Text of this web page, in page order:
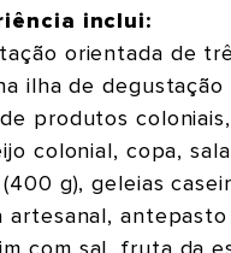
inclui:
orientada de
ilha de degustação
produtos
colonial, copa,
g), geleias
artesanal, antepasto